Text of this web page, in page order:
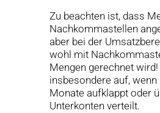
Zu beachten ist, dass
Nachkommastellen
aber bei der
wohl mit
Mengen gerechnet
insbesondere auf, wenn
Monate aufklappt oder
Unterkonten verteilt.